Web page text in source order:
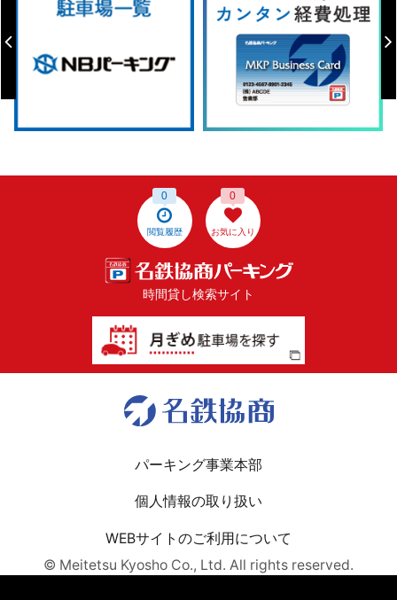
閲覧履歴
0
お気に入り
0
時間貸し検索サイト
パーキング事業本部
個人情報の取り扱い
WEBサイトのご利用について
© Meitetsu Kyosho Co., Ltd. All rights reserved.